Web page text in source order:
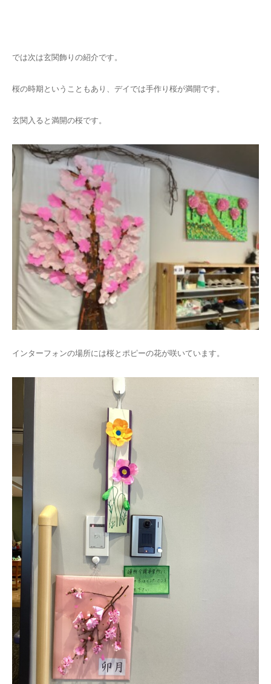
では次は玄関飾りの紹介です。
桜の時期ということもあり、デイでは手作り桜が満開です。
玄関入ると満開の桜です。
インターフォンの場所には桜とポピーの花が咲いています。